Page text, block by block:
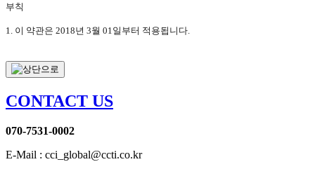
부칙
1. 이 약관은 2018년 3월 01 일부터 적용됩니다
CONTACT US
070-7531-0002
E-Mail : cci_global@ccti.co.kr